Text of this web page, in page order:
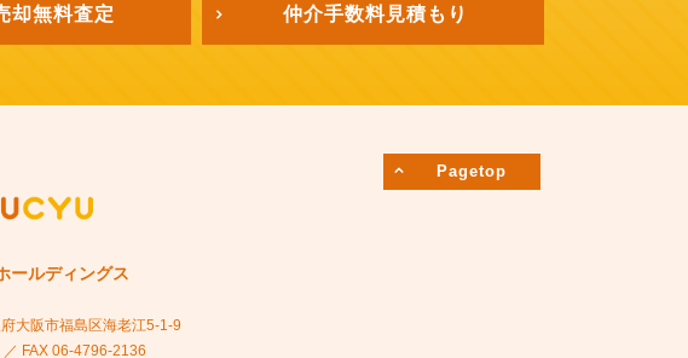
却無料査定 仲介手数料見積もり
Pagetop
ールディングス
大阪市福島区海老江5-1-9
FAX 06-4796-2136